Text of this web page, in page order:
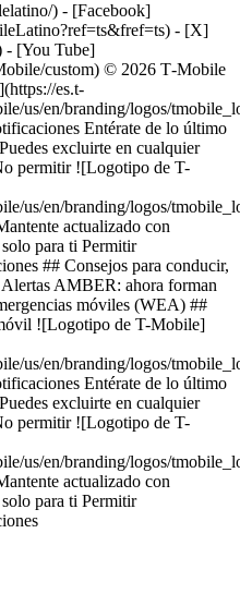
) - [Facebook]
- [X]
- [You Tube]
custom) © 2026 T‑Mobile
es.t-
us/en/branding/logos/
Entérate de lo último
excluirte en cualquier
permitir ![Logotipo de T-
us/en/branding/logos/
actualizado con
para ti Permitir
## Consejos para conducir,
AMBER: ahora forman
móviles (WEA) ##
![Logotipo de T-Mobile]
us/en/branding/logos/
Entérate de lo último
excluirte en cualquier
permitir ![Logotipo de T-
us/en/branding/logos/
actualizado con
para ti Permitir